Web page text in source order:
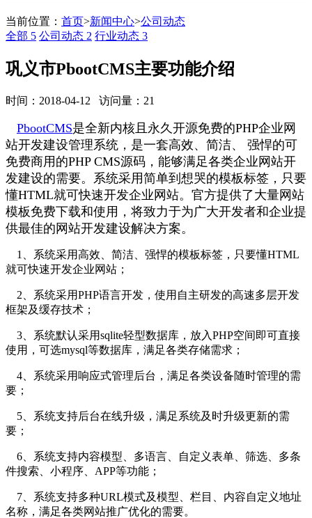
当前位置： 首页>新闻中心>公司动态
全部 5 公司动态 2 行业动态 3
巩义市PbootCMS主要功能介绍
时间：2018-04-12 访问量：21
PbootCMS是全新内核且永久开源免费的PHP企业网
站开发建设管理系统，是一套高效、简洁、 强悍的可
免费商用的PHP CMS源码，能够满足各类企业网站开
发建设的需要。系统采用简单到想哭的模板标签，只要
懂HTML就可快速开发企业网站。官方提供了大量网站
模板免费下载和使用，将致力于为广大开发者和企业提
供最佳的网站开发建设解决方案。
1、系统采用高效、简洁、强悍的模板标签，只要懂HTML
就可快速开发企业网站；
2、系统采用PHP语言开发，使用自主研发的高速多层开发
框架及缓存技术；
3、系统默认采用sqlite轻型数据库，放入PHP空间即可直接
使用，可选mysql等数据库，满足各类存储需求；
4、系统采用响应式管理后台，满足各类设备随时管理的需
要；
5、系统支持后台在线升级，满足系统及时升级更新的需
要；
6、系统支持内容模型、多语言、自定义表单、筛选、多条
件搜索、小程序、APP等功能；
7、系统支持多种URL模式及模型、栏目、内容自定义地址
名称，满足各类网站推广优化的需要。